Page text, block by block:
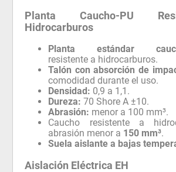
Planta Caucho-PU
Hidrocarburos
Planta estándar
resistente a hidrocarburos.
Talón con absorción de
comodidad durante el uso.
Densidad: 0,9 a 1,1.
Dureza: 70 Shore A ±10.
Abrasión: menor a 100 mm³.
Caucho resistente a
abrasión menor a 150 mm³.
Suela aislante a bajas
Aislación Eléctrica EH